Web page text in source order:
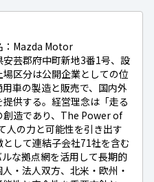
：Mazda Motor
芸郡府中町新地3番1号、設
区分は公開企業としての位
車の製造と販売で、国内外
供する。経営理念は「走る
創造であり、The Power of
の力と可能性を引き出す
して連結子会社71社を含む
な拠点網を活用して長期的
・法人双方、北米・欧州・